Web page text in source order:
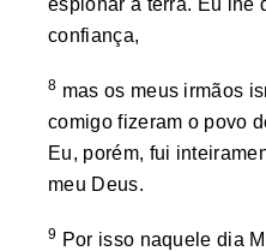
espionar a terra. Eu lhe
confiança,
8 mas os meus irmãos
comigo fizeram o povo
Eu, porém, fui
meu Deus.
9 Por isso naquele dia